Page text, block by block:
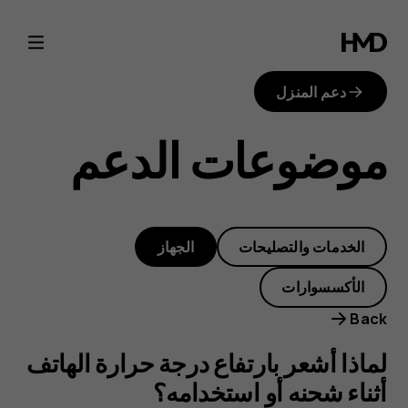
لماذا
أشعر
بارتفاع
درجة
حرارة
الهاتف
أثناء
شحنه
دعم المنزل
موضوعات الدعم
الخدمات والتصليحات الجهاز
الأكسسوارات
Back
لماذا أشعر بارتفاع درجة حرارة الهاتف
أثناء شحنه أو استخدامه؟